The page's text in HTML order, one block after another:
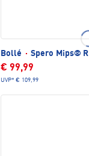
Bollé · Spero Mips®
€ 99,99
UVP* € 109,99